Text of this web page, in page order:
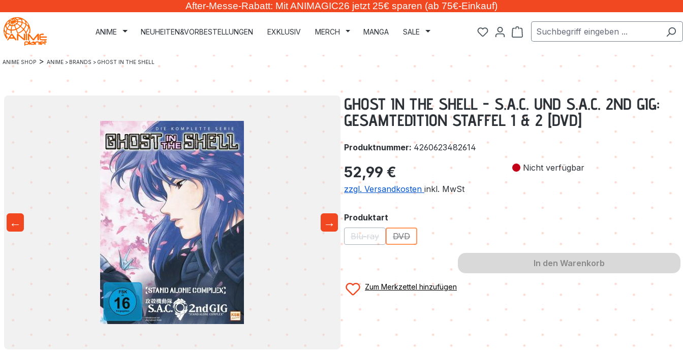
Hauptinhalt springen
Zur Suche springen
Zur Hauptnavigation springen
After-Messe-Rabatt: Mit ANIMAGIC26 jetzt 25€ sparen (ab 75€-Einkauf)
ANIME NEUHEITEN&VORBESTELLUNGEN EXKLUSIV MERCH MANGA SALE Warenkorb enthält 0 Positionen. Der
ANIME SHOP > ANIME > BRANDS > GHOST IN THE SHELL
← →
GHOST IN THE SHELL - S.A.C. UND S.A.C. 2ND GIG:
GESAMTEDITION STAFFEL 1 & 2 [DVD]
Produktnummer: 4260623482614
Regulärer Preis:
52,99 €
zzgl. Versandkosten inkl. MwSt
Nicht verfügbar
Produktart auswählen
Blu-ray
(Diese Option ist zurzeit nicht verfügbar.)
DVD
(Diese Option ist zurzeit nicht verfügbar.)
In den Warenkorb
Zum Merkzettel hinzufügen